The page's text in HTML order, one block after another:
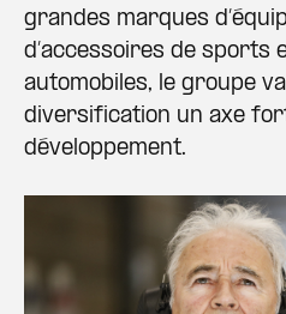
grandes marques
d’accessoires de sports
automobiles, le groupe
diversification un axe
développement.